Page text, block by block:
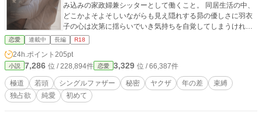
み込みの家政婦兼シッターとして働くこと。 同居生活の中、
どこかよそよそしいながらも見え隠れする昴の優しさに羽衣
子の心は次第に揺らいでいき気持ちを自覚してしまうけれ
ど、その気持ちはなかなか伝えられない。 ただ、シングルフ
ァザーの彼にはある秘密があって…… 訳あり極道シングルフ
ァザーと真面目で子供好きな保育士が織り成すラブストーリ
ー。 ※あくまでもフィクションです。設定等受け入れられな
い場合はすみません。 ※他サイト様にも掲載中
恋愛 連載中 長編 R18
24h.ポイント 205pt
小説 7,286 位 / 228,894件 恋愛 3,329 位 / 66,387件
極道 若頭 シングルファザー 秘密 ヤクザ 年の差
束縛
独占欲
純愛 初めて